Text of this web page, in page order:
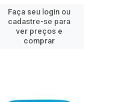
Faça seu login ou
cadastre-se para
ver preços e
comprar